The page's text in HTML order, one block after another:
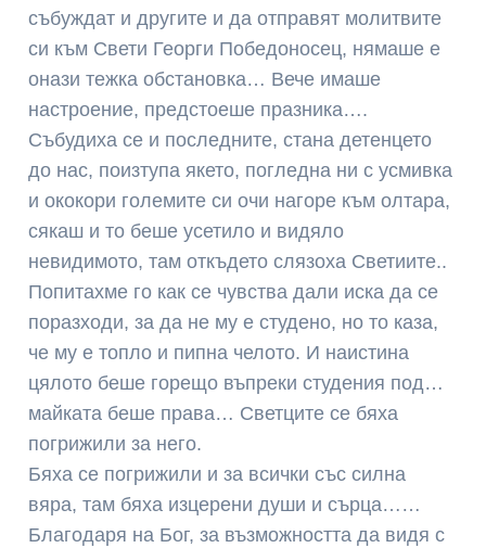
събуждат и другите и да отправят молитвите
си към Свети Георги Победоносец, нямаше е
онази тежка обстановка… Вече имаше
настроение, предстоеше празника….
Събудиха се и последните, стана детенцето
до нас, поизтупа якето, погледна ни с усмивка
и ококори големите си очи нагоре към олтара,
сякаш и то беше усетило и видяло
невидимото, там откъдето слязоха Светиите..
Попитахме го как се чувства дали иска да се
поразходи, за да не му е студено, но то каза,
че му е топло и пипна челото. И наистина
цялото беше горещо въпреки студения под…
майката беше права… Светците се бяха
погрижили за него.
Бяха се погрижили и за всички със силна
вяра, там бяха изцерени души и сърца……
Благодаря на Бог, за възможността да видя с